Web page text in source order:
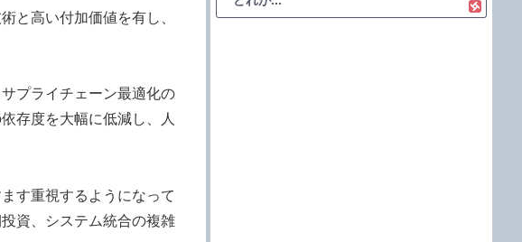
と高い付加価値を有し、
プライチェーン最適化の
存度を大幅に低減し、人
す重視するようになって
資、システム統合の複雑